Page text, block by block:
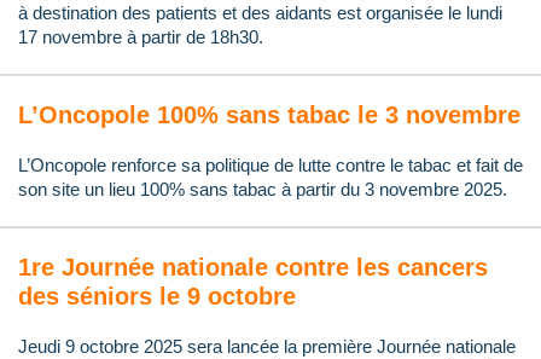
à destination des patients et des aidants est organisée le lundi
17 novembre à partir de 18h30.
L’Oncopole 100% sans tabac le 3 novembre
L’Oncopole renforce sa politique de lutte contre le tabac et fait de
son site un lieu 100% sans tabac à partir du 3 novembre 2025.
1re Journée nationale contre les cancers
des séniors le 9 octobre
Jeudi 9 octobre 2025 sera lancée la première Journée nationale